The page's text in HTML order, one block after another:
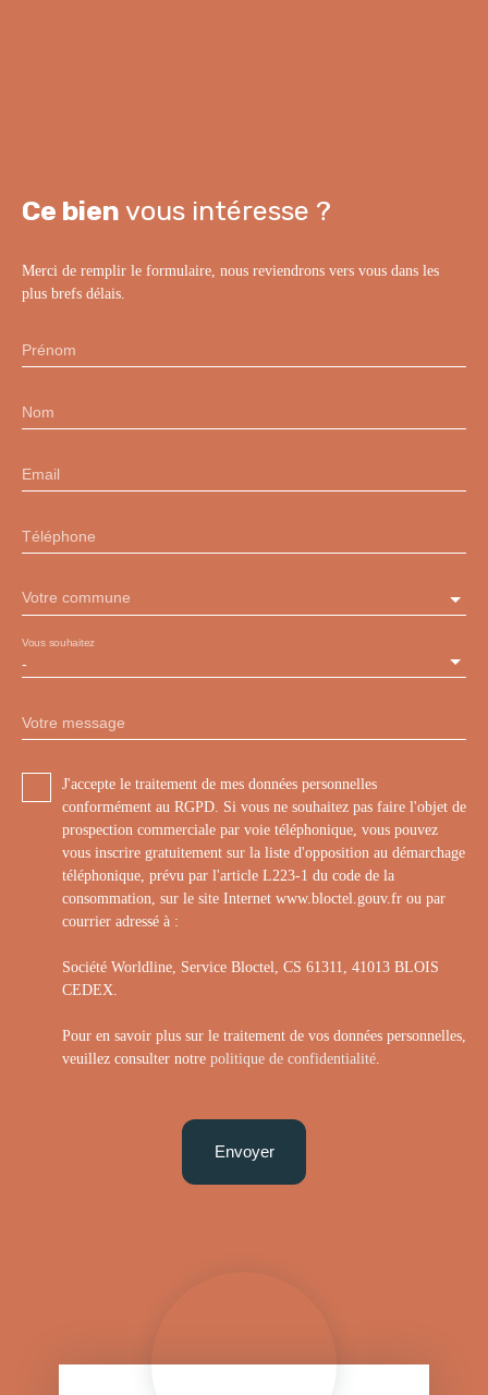
Ce bien vous intéresse ?
Merci de remplir le formulaire, nous reviendrons vers vous dans les
plus brefs délais.
Prénom
Nom
Email
Téléphone
Votre commune
-
Vous souhaitez
Votre message
J'accepte le traitement de mes données personnelles
conformément au RGPD. Si vous ne souhaitez pas faire l'objet de
prospection commerciale par voie téléphonique, vous pouvez
vous inscrire gratuitement sur la liste d'opposition au démarchage
téléphonique, prévu par l'article L223-1 du code de la
consommation, sur le site Internet www.bloctel.gouv.fr ou par
courrier adressé à :
Société Worldline, Service Bloctel, CS 61311, 41013 BLOIS
CEDEX.
Pour en savoir plus sur le traitement de vos données personnelles,
veuillez consulter notre politique de confidentialité
Envoyer